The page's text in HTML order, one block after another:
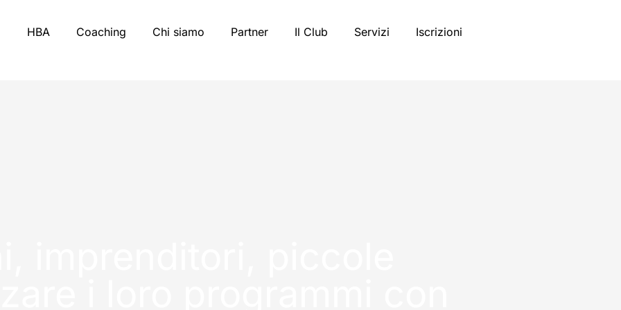
HBA Coaching Chi siamo Partner Il Club Servizi Iscrizioni